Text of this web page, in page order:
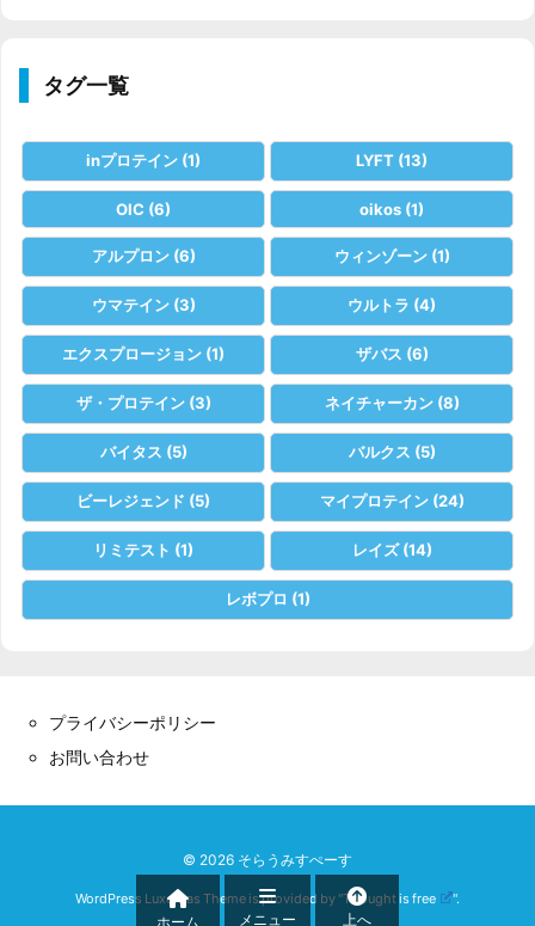
タグ一覧
inプロテイン (1) LYFT (13)
OIC (6) oikos (1)
アルプロン(6) ウィンゾーン(1)
ウマテイン(3) ウルトラ (4)
エクスプロージョン (1) ザバス (6)
ザ・プロテイン(3) ネイチャーカン(8)
バイタス (5) バルクス (5)
ビーレジェンド (5) マイプロテイン(24)
リミテスト (1) レイズ(14)
レボプロ (1)
プライバシーポリシー
お問い合わせ
© 2026 そらうみすぺーす
WordPress Luxeritas Theme is provided by "Thought is free ".
ホーム メニュー 上へ